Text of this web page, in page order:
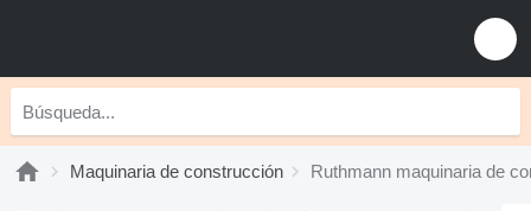
Maquinaria de construcción Ruthmann maquinaria de